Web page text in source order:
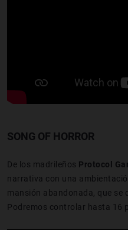
SONG OF HORROR
De los madrileños Protocol
narrativa con una
mansión abandonada, que se
Podremos controlar hasta 16